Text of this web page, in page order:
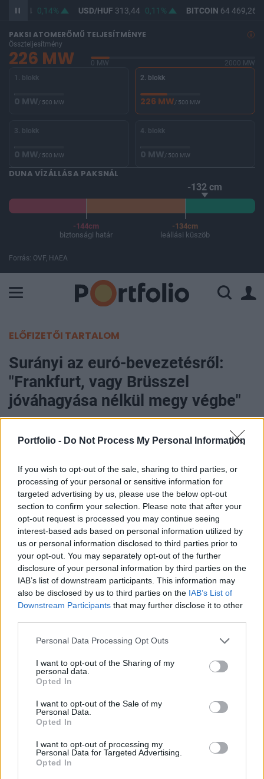
Portfolio - Do Not Process My Personal Information
If you wish to opt-out of the sale, sharing to third parties, or
processing of your personal or sensitive information for
targeted advertising by us, please use the below opt-out
section to confirm your selection. Please note that after your
opt-out request is processed you may continue seeing
interest-based ads based on personal information utilized by
us or personal information disclosed to third parties prior to
your opt-out. You may separately opt-out of the further
disclosure of your personal information by third parties on the
IAB’s list of downstream participants. This information may
also be disclosed by us to third parties on the IAB’s List of
Downstream Participants that may further disclose it to other
Personal Data Processing Opt Outs
I want to opt-out of the Sharing of my
personal data.
Opted In
I want to opt-out of the Sale of my
Personal Data.
Opted In
I want to opt-out of processing my
Personal Data for Targeted Advertising.
Opted In
362,24 0,14% USD/HUF313,44 0,11% BITCOIN64 469,26
PAKSI ATOMERŐMŰ TELJESÍTMÉNYE
Összteljesítmény
226 MW 0 MW
2000 MW
1. blokk
0 MW/ 500 MW
2. blokk
226 MW/ 500 MW
3. blokk
0 MW/ 500 MW
4. blokk
0 MW/ 500 MW
DUNA VÍZÁLLÁSA PAKSNÁL
-132 cm
-144cm
biztonsági határ
-134cm
leállási küszöb
Forrás: OVF, HAEA
ELŐFIZETŐI TARTALOM
Surányi az euró-bevezetésről:
"Frankfurt, vagy Brüsszel
jóváhagyása nélkül megy végbe"
2005. február 10. 13:05
A volt jegybankelnök szerint a maastrichti
keretrendszer teljesen hibás, közgazdaságilag
értelmetlen feltételeket támaszt olyan csatlakozni
kívánó országok számára, akik ráadásul az
eurótagság elnyerése után közép- és hosszú távon
a gazdasági növekedési kilátásaik
kedvezőtlenebbé válásával is számolhatnak.
Surányi szerint az euroizáció szerepének egyre
hangsúlyosabb megjelenése miatt "Frankfurt,
vagy Brüsszel jóváhagyása nélkül megy végbe az
ha az Európai Unióba való belépéssel egyidejűleg az EU
mindenkinek felajánlja az euró-bevezetést is". Ez a
kilátások kedvezőtlenebbé válását vonja maga után, de
állítása szerint "még ez is kevesebb problémát okoz, mint a